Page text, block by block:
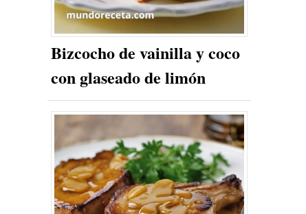
Bizcocho de vainilla y coco
con glaseado de limón